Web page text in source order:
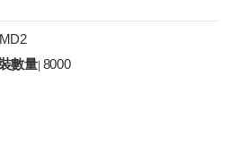
數量| 8000